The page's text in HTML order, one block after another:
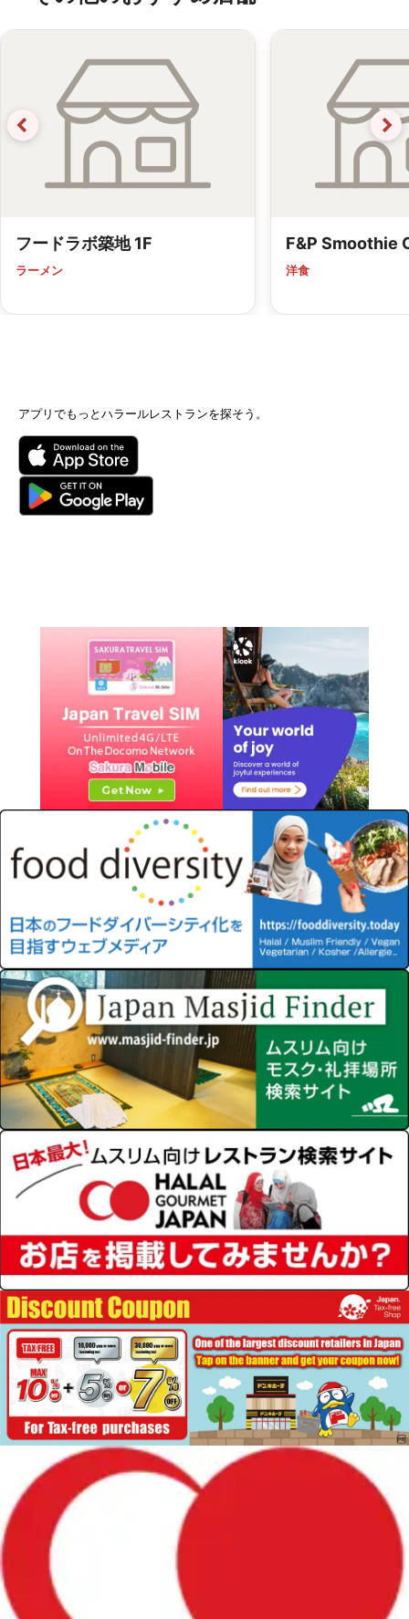
フードラボ築地 1F
ラーメン
F&P Smoothie
洋食
アプリでもっとハラールレストランを探そう。